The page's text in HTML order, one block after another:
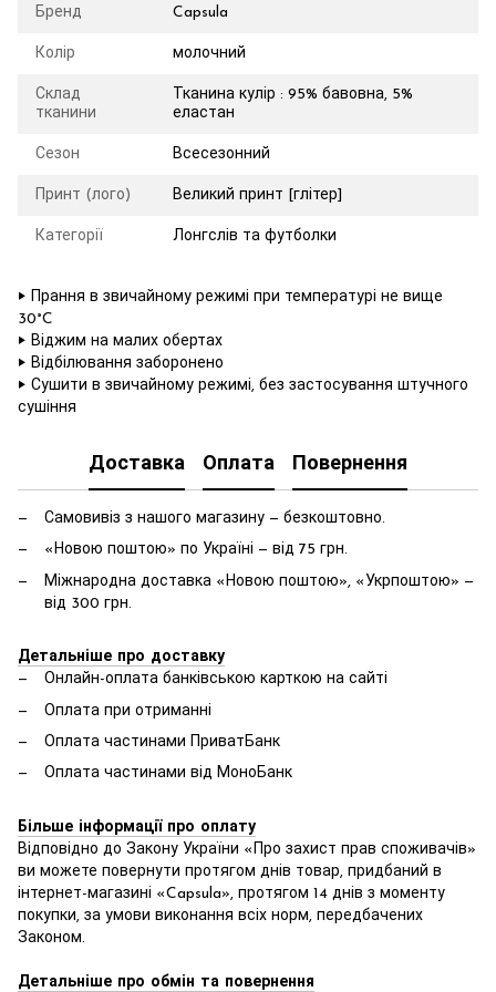
Бренд Capsula
Колір молочний
Склад
тканини
Тканина кулір : 95% бавовна, 5%
еластан
Сезон Всесезонний
Принт (лого) Великий принт [глітер]
Категорії Лонгслів та футболки
‣ Прання в звичайному режимі при температурі не вище
30°C
‣ Віджим на малих обертах
‣ Відбілювання заборонено
‣ Сушити в звичайному режимі, без застосування штучного
сушіння
Доставка Оплата Повернення
Самовивіз з нашого магазину — безкоштовно.
«Новою поштою» по Україні — від 75 грн.
Міжнародна доставка «Новою поштою», «Укрпоштою» —
від 300 грн.
Детальніше про доставку
Онлайн-оплата банківською карткою на сайті
Оплата при отриманні
Оплата частинами ПриватБанк
Оплата частинами від МоноБанк
Більше інформації про оплату
Відповідно до Закону України «Про захист прав споживачів»
ви можете повернути протягом днів товар, придбаний в
інтернет-магазині «Capsula», протягом 14 днів з моменту
покупки, за умови виконання всіх норм, передбачених
Законом.
Детальніше про обмін та повернення